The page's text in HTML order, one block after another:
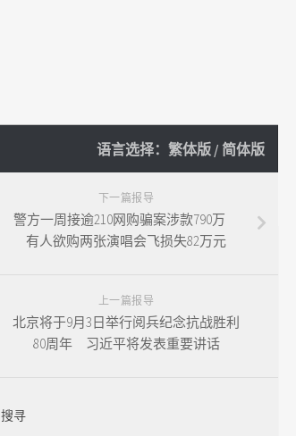
语言选择： 繁体版 / 简体版
下一篇报导
警方一周接逾210网购骗案涉款790万
有人欲购两张演唱会飞损失82万元
上一篇报导
北京将于9月3日举行阅兵纪念抗战胜利
80周年 习近平将发表重要讲话
搜寻